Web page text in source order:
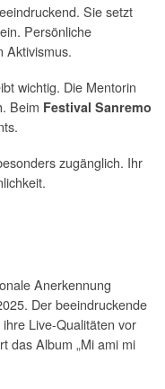
Sie setzt
Persönliche
Aktivismus.
wichtig. Die Mentorin
Beim Festival Sanremo
zugänglich. Ihr
Anerkennung
Der beeindruckende
Live-Qualitäten vor
das Album „Mi ami mi